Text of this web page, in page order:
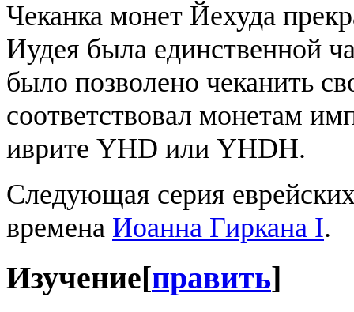
Чеканка монет Йехуда
Иудея была единственной
было позволено чеканить
соответствовал монетам
иврите YHD или YHDH.
Следующая серия
времена Иоанна Гиркана I.
Изучение[править]